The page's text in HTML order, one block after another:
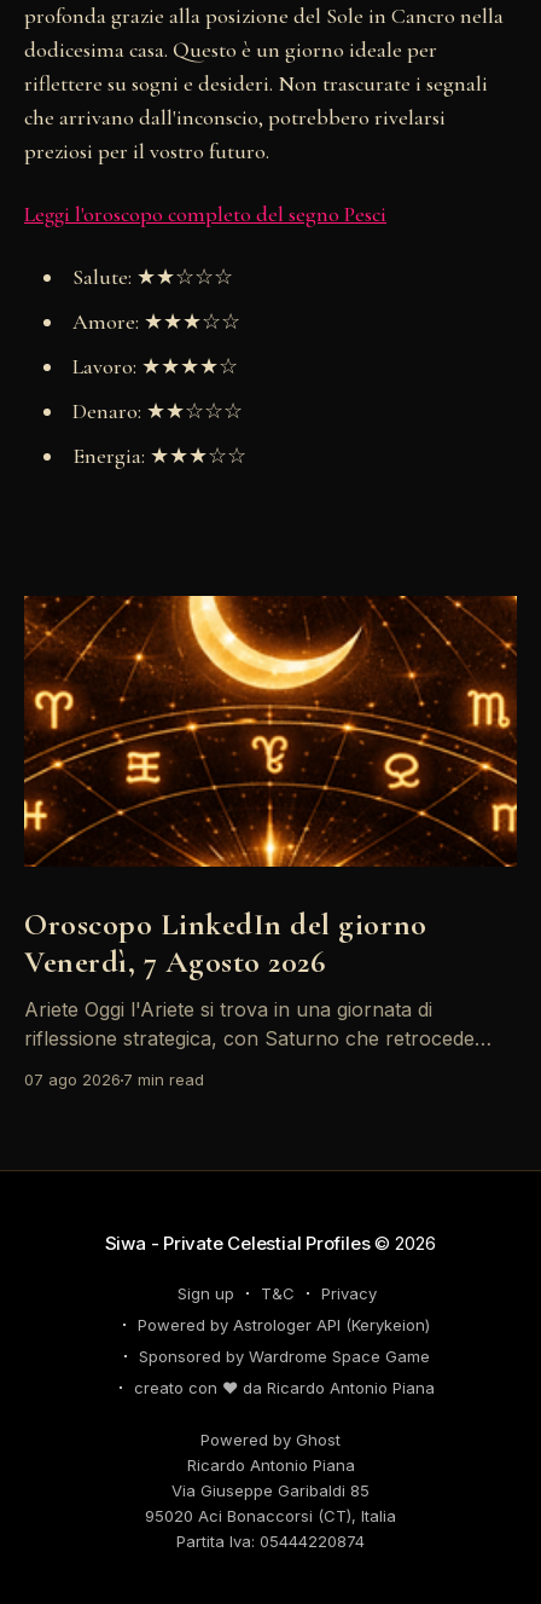
profonda grazie alla posizione del Sole in Cancro nella
dodicesima casa. Questo è un giorno ideale per
riflettere su sogni e desideri. Non trascurate i segnali
che arrivano dall'inconscio, potrebbero rivelarsi
preziosi per il vostro futuro.
Leggi l'oroscopo completo del segno Pesci
Salute: ★★☆☆☆
Amore: ★★★☆☆
Lavoro: ★★★★☆
Denaro: ★★☆☆☆
Energia: ★★★☆☆
Oroscopo LinkedIn del giorno
Venerdì, 7 Agosto 2026
Ariete Oggi l'Ariete si trova in una giornata di
riflessione strategica, con Saturno che retrocede
riconsiderare il tuo personal brand e l'engagement
07 ago 2026 7 min read
Siwa - Private Celestial Profiles© 2026
Sign up T&C
Privacy
Powered by Astrologer API (Kerykeion)
Sponsored by Wardrome Space Game
creato con ❤️ da Ricardo Antonio Piana
Powered by Ghost
Ricardo Antonio Piana
Via Giuseppe Garibaldi 85
95020 Aci Bonaccorsi (CT), Italia
Partita Iva: 05444220874